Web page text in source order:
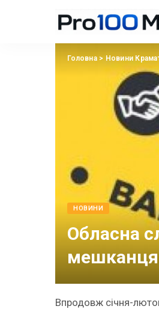
Головна> Новини
НОВИНИ
Обласна
Впродовж січня-